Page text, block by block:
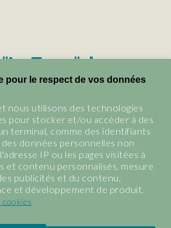
"La Terre", le
magazine du vivant.
anciens numéros de La Terre
BOUTIQUE
pour le respect de vos données
nous utilisons des technologies
pour stocker et/ou accéder à des
terminal, comme des identifiants
données personnelles non
IP ou les pages visitées à
et contenu personnalisés, mesure
publicités et du contenu,
et développement de produit.